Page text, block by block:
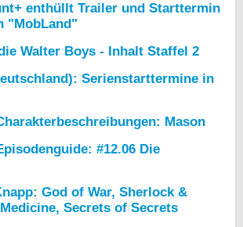
enthüllt Trailer und Starttermin
"MobLand"
Walter Boys - Inhalt Staffel 2
Serienstarttermine in
Mason
#12.06 Die
God of War, Sherlock &
Secrets of Secrets